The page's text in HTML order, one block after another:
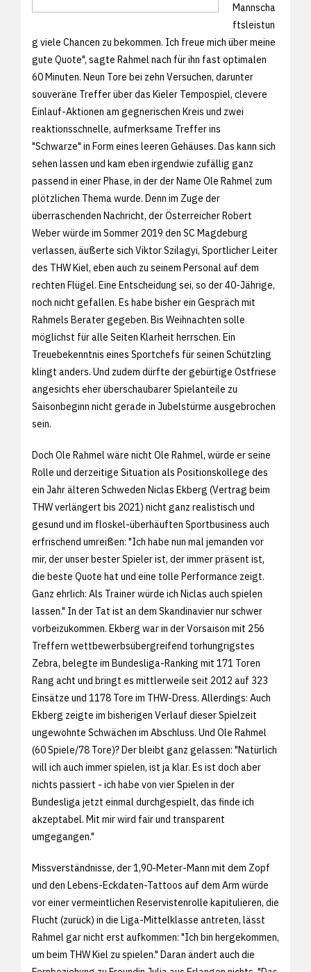
Mannscha
ftsleistun
g viele Chancen zu bekommen. Ich freue mich über meine
gute Quote", sagte Rahmel nach für ihn fast optimalen
60 Minuten. Neun Tore bei zehn Versuchen, darunter
souveräne Treffer über das Kieler Tempospiel, clevere
Einlauf-Aktionen am gegnerischen Kreis und zwei
reaktionsschnelle, aufmerksame Treffer ins
"Schwarze" in Form eines leeren Gehäuses. Das kann sich
sehen lassen und kam eben irgendwie zufällig ganz
passend in einer Phase, in der der Name Ole Rahmel zum
plötzlichen Thema wurde. Denn im Zuge der
überraschenden Nachricht, der Österreicher Robert
Weber würde im Sommer 2019 den SC Magdeburg
verlassen, äußerte sich Viktor Szilagyi, Sportlicher Leiter
des THW Kiel, eben auch zu seinem Personal auf dem
rechten Flügel. Eine Entscheidung sei, so der 40-Jährige,
noch nicht gefallen. Es habe bisher ein Gespräch mit
Rahmels Berater gegeben. Bis Weihnachten solle
möglichst für alle Seiten Klarheit herrschen. Ein
Treuebekenntnis eines Sportchefs für seinen Schützling
klingt anders. Und zudem dürfte der gebürtige Ostfriese
angesichts eher überschaubarer Spielanteile zu
Saisonbeginn nicht gerade in Jubelstürme ausgebrochen
sein.
Doch Ole Rahmel wäre nicht Ole Rahmel, würde er seine
Rolle und derzeitige Situation als Positionskollege des
ein Jahr älteren Schweden Niclas Ekberg (Vertrag beim
THW verlängert bis 2021) nicht ganz realistisch und
gesund und im floskel-überhäuften Sportbusiness auch
erfrischend umreißen: "Ich habe nun mal jemanden vor
mir, der unser bester Spieler ist, der immer präsent ist,
die beste Quote hat und eine tolle Performance zeigt.
Ganz ehrlich: Als Trainer würde ich Niclas auch spielen
lassen." In der Tat ist an dem Skandinavier nur schwer
vorbeizukommen. Ekberg war in der Vorsaison mit 256
Treffern wettbewerbsübergreifend torhungrigstes
Zebra, belegte im Bundesliga-Ranking mit 171 Toren
Rang acht und bringt es mittlerweile seit 2012 auf 323
Einsätze und 1178 Tore im THW-Dress. Allerdings: Auch
Ekberg zeigte im bisherigen Verlauf dieser Spielzeit
ungewohnte Schwächen im Abschluss. Und Ole Rahmel
(60 Spiele/78 Tore)? Der bleibt ganz gelassen: "Natürlich
will ich auch immer spielen, ist ja klar. Es ist doch aber
nichts passiert - ich habe von vier Spielen in der
Bundesliga jetzt einmal durchgespielt, das finde ich
akzeptabel. Mit mir wird fair und transparent
umgegangen."
Missverständnisse, der 1,90-Meter-Mann mit dem Zopf
und den Lebens-Eckdaten-Tattoos auf dem Arm würde
vor einer vermeintlichen Reservistenrolle kapitulieren, die
Flucht (zurück) in die Liga-Mittelklasse antreten, lässt
Rahmel gar nicht erst aufkommen: "Ich bin hergekommen,
um beim THW Kiel zu spielen." Daran ändert auch die